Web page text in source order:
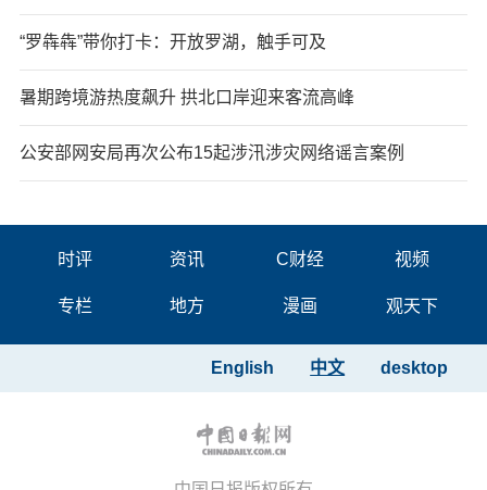
“罗犇犇”带你打卡：开放罗湖，触手可及
暑期跨境游热度飙升 拱北口岸迎来客流高峰
公安部网安局再次公布15起涉汛涉灾网络谣言案例
时评 资讯 C财经 视频
专栏 地方 漫画 观天下
desktop
中文
English